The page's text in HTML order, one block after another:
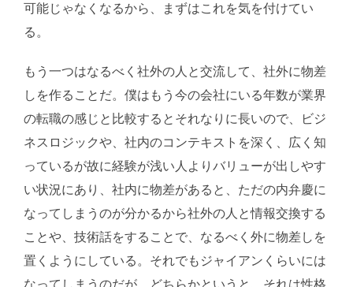
可能じゃなくなるから、まずはこれを気を付けてい
る。
もう一つはなるべく社外の人と交流して、社外に物差
しを作ることだ。僕はもう今の会社にいる年数が業界
の転職の感じと比較するとそれなりに長いので、ビジ
ネスロジックや、社内のコンテキストを深く、広く知
っているが故に経験が浅い人よりバリューが出しやす
い状況にあり、社内に物差があると、ただの内弁慶に
なってしまうのが分かるから社外の人と情報交換する
ことや、技術話をすることで、なるべく外に物差しを
置くようにしている。それでもジャイアンくらいには
なってしまうのだが、どちらかというと、それは性格